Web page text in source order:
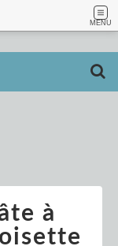
MENU
à